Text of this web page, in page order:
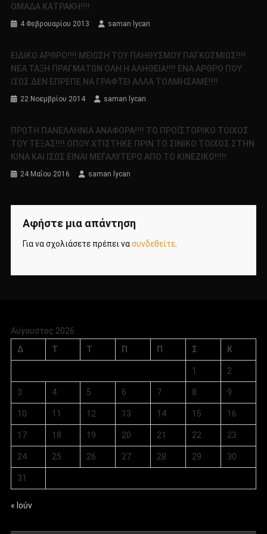
ΟΜΑΔΑ ΚΑΤΡΑΚΗ!!!!
4 Φεβρουαρίου 2013 saman lycan
ΕΙΔΙΚΟ ΑΡΘΡΟ!!!! ΜΕΙΩΣΗ ΤΟΥ ΠΛΗΘΥΣΜΟΥ ΠΑΓΚΟΣΜΙΩΣ!!!!
ΝΕΑ ΤΑΞΗ ΠΡΑΓΜΑΤΩΝ ΟΛΗ Η ΑΛΗΘΕΙΑ!!!! ΕΝΑ ΑΡΘΡΟ ΠΟΥ
ΙΣΩΣ ΔΕΝ ΕΠΡΕΠΕ ΝΑ ΓΡΑΦΤΕΙ ΑΛΛΑ ΤΟΛΜΗΣΑΜΕ!!!!
22 Νοεμβρίου 2014 saman lycan
ΠΡΩΤΗ ΠΑΝΕΛΛΗΝΙΑ ΑΝΑΦΟΡΑ!!!! ΤΟ ΠΡΟΪΣΤΟΡΙΚΟ ΤΟΙΧΟΣ
ΤΟΥ ΤΕΞΑΣ!!!! ΟΠΟΥ ΧΤΙΣΤΗΚΕ ΠΡΙΝ ΤΟ ΣΙΝΙΚΟ ΤΟΙΧΟΣ ΣΤΗΝ
ΚΙΝΑ ΚΑΙ ΙΣΩΣ ΕΙΝΑΙ ΜΕΓΑΛΥΤΕΡΟ ΑΠΟ ΤΟ ΚΙΝΕΖΙΚΟ!!!!!
24 Μαΐου 2016 saman lycan
Αφήστε μια απάντηση
Για να σχολιάσετε πρέπει νασυνδεθείτε.
Αύγουστος 2026
Δ
Τ Τ Π Π Σ Κ
1 2
3 4 5 6 7 8 9
10 11 12 13 14 15 16
17 18 19 20 21 22 23
24 25 26 27 28 29 30
31
« Ιούν